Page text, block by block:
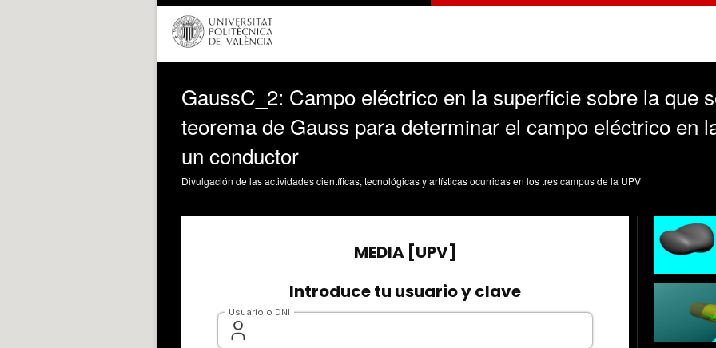
GaussC_2: Campo eléctrico en la superficie sobre la que
teorema de Gauss para determinar el campo eléctrico en
un conductor
Divulgación de las actividades científicas, tecnológicas y artísticas ocurridas en los tres campus de la UPV